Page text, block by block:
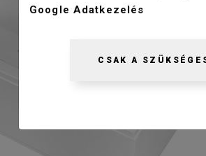
Google Adatkezelés
CSAK A